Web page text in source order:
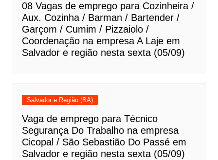
08 Vagas de emprego para Cozinheira /
Aux. Cozinha / Barman / Bartender /
Garçom / Cumim / Pizzaiolo /
Coordenação na empresa A Laje em
Salvador e região nesta sexta (05/09)
Salvador e Região (BA)
Vaga de emprego para Técnico
Segurança Do Trabalho na empresa
Cicopal / São Sebastião Do Passé em
Salvador e região nesta sexta (05/09)